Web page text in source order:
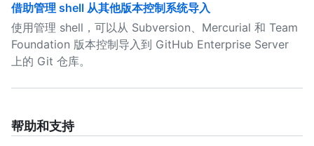
借助管理 shell 从其他版本控制系统导入
使用管理 shell，可以从 Subversion、Mercurial 和 Team
Foundation 版本控制导入到 GitHub Enterprise Server
上的 Git 仓库。
帮助和支持